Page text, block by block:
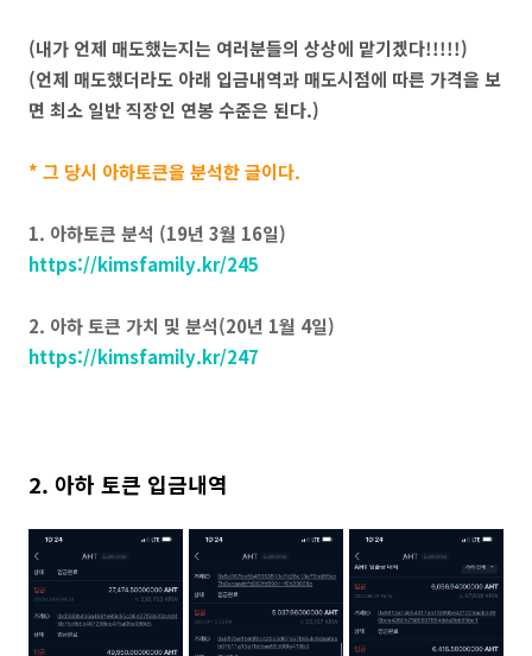
(내가 언제 매도했는지는 여러분들의 상상에 맡기겠다!!!!!)
(언제 매도했더라도 아래 입금내역과 매도시점에 따른 가격을 보
면 최소 일반 직장인 연봉 수준은 된다.)
* 그 당시 아하토큰을 분석한 글이다.
1. 아하토큰 분석 (19년 3월 16일)
https://kimsfamily.kr/245
2. 아하 토큰 가치 및 분석(20년 1월 4일)
https://kimsfamily.kr/247
2. 아하 토큰 입금내역